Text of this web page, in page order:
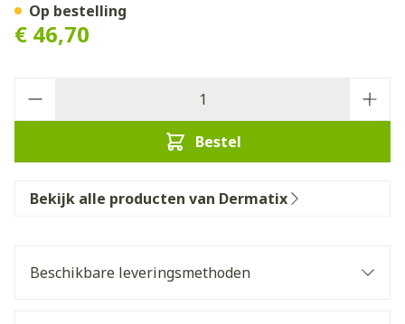
€ 46,70
Bestel
Op bestelling
Bekijk alle producten van Dermatix
Beschikbare leveringsmethoden